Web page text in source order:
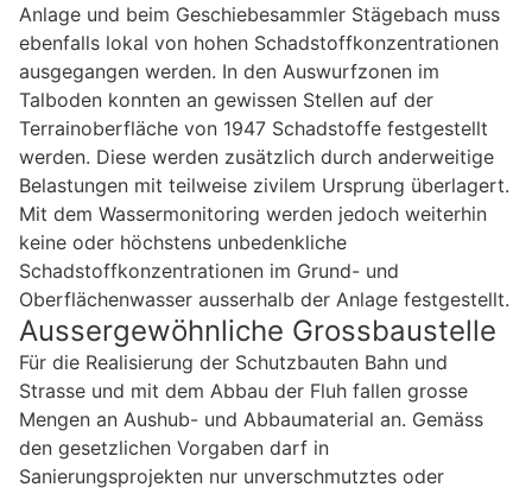
Anlage und beim Geschiebesammler Stägebach muss
ebenfalls lokal von hohen Schadstoffkonzentrationen
ausgegangen werden. In den Auswurfzonen im
Talboden konnten an gewissen Stellen auf der
Terrainoberfläche von 1947 Schadstoffe festgestellt
werden. Diese werden zusätzlich durch anderweitige
Belastungen mit teilweise zivilem Ursprung überlagert.
Mit dem Wassermonitoring werden jedoch weiterhin
keine oder höchstens unbedenkliche
Schadstoffkonzentrationen im Grund- und
Oberflächenwasser ausserhalb der Anlage festgestellt.
Aussergewöhnliche Grossbaustelle
Für die Realisierung der Schutzbauten Bahn und
Strasse und mit dem Abbau der Fluh fallen grosse
Mengen an Aushub- und Abbaumaterial an. Gemäss
den gesetzlichen Vorgaben darf in
Sanierungsprojekten nur unverschmutztes oder